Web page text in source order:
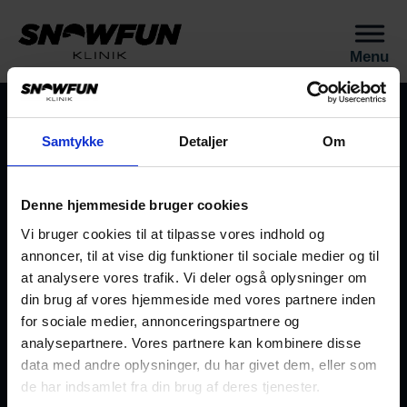
Samtykke Detaljer Om
Denne hjemmeside bruger cookies
Vi bruger cookies til at tilpasse vores indhold og
annoncer, til at vise dig funktioner til sociale medier og til
at analysere vores trafik. Vi deler også oplysninger om
din brug af vores hjemmeside med vores partnere inden
for sociale medier, annonceringspartnere og
analysepartnere. Vores partnere kan kombinere disse
data med andre oplysninger, du har givet dem, eller som
de har indsamlet fra din brug af deres tjenester.
Menu
4000 Roskilde
Ring til os på92 92 51 05
kontakt@snowfunklinik.dk
CVR: 41824743
Alle rettigheder er forbeholdt © 2025
Åbningstider
Mandag: 08.00 – 18.00
Tirsdag: 08.00 – 18.00